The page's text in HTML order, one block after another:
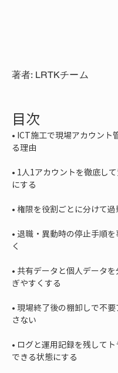
著者: LRTKチーム
目次
• ICT施工で現場アカウント
• 1人1アカウントを徹底し
•
• 退職・異動時の停止手順
• 共有データと個人データ
• 現場終了後の棚卸しで不
• ログと運用記録を残して